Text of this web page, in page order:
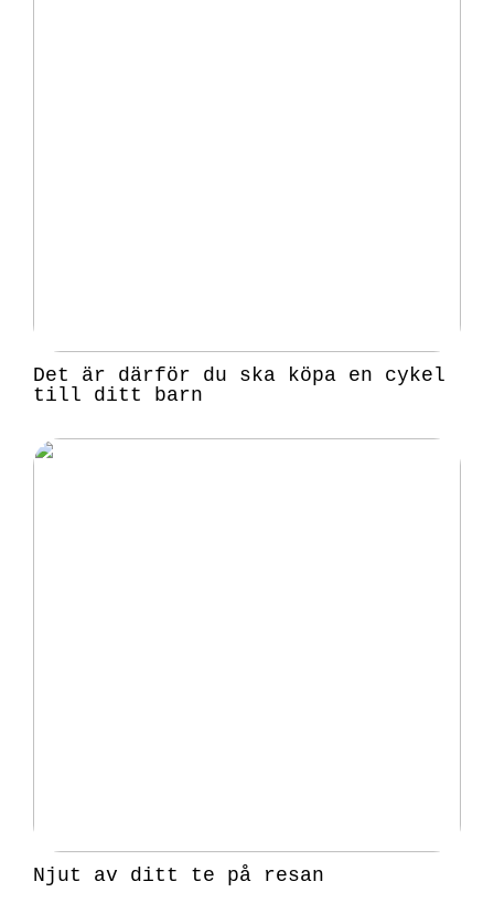
Det är därför du ska köpa en cykel
till ditt barn
Njut av ditt te på resan